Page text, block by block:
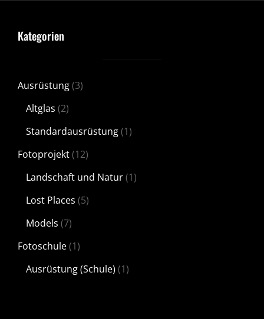
Kategorien
Ausrüstung(3)
Altglas (2)
Standardausrüstung(1)
Fotoprojekt(12)
Landschaft und Natur(1)
Lost Places (5)
Models (7)
Fotoschule(1)
Ausrüstung (Schule) (1)